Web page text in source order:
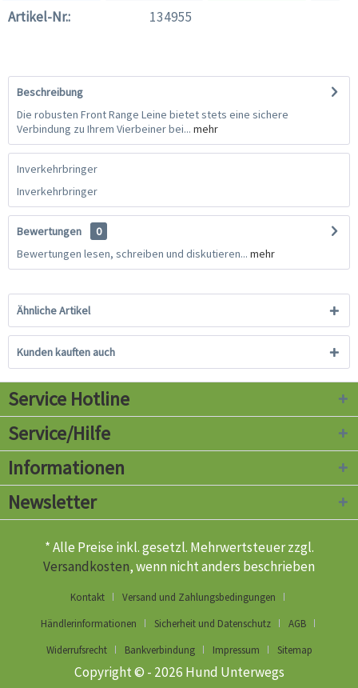
Artikel-Nr.: 134955
Beschreibung
Die robusten Front Range Leine bietet stets eine sichere
Verbindung zu Ihrem Vierbeiner bei... mehr
Inverkehrbringer
Inverkehrbringer
Bewertungen
0
Bewertungen lesen, schreiben und diskutieren... mehr
Ähnliche Artikel
Kunden kauften auch
Service Hotline
Service/Hilfe
Informationen
Newsletter
* Alle Preise inkl. gesetzl. Mehrwertsteuer zzgl.
Versandkosten, wenn nicht anders beschrieben
Kontakt
Versand und Zahlungsbedingungen
Händlerinformationen
Sicherheit und Datenschutz
AGB
Widerrufsrecht
Bankverbindung Impressum Sitemap
Copyright © - 2026 Hund Unterwegs